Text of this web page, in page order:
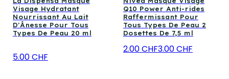
Visage Hydratant
Nourrissant Au Lait
D'Ânesse Pour Tous
Types De Peau 20 ml
5.00 CHF
Q10 Power Anti-rides
Raffermissant Pour
Tous Types De Peau 2
Dosettes De 7,5 ml
2.00 CHF3.00 CHF